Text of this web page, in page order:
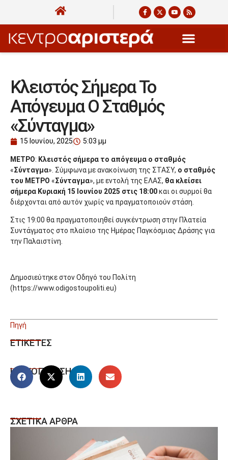
Κλειστός Σήμερα Το
Απόγευμα Ο Σταθμός
«Σύνταγμα»
15 Ιουνίου, 2025 5:03 μμ
ΜΕΤΡΟ: Κλειστός σήμερα το απόγευμα ο σταθμός
«Σύνταγμα». Σύμφωνα με ανακοίνωση της ΣΤΑΣΥ, ο σταθμός
του ΜΕΤΡΟ «Σύνταγμα», με εντολή της ΕΛΑΣ, θα κλείσει
σήμερα Κυριακή 15 Ιουνίου 2025 στις 18:00και οι συρμοί θα
διέρχονται από αυτόν χωρίς να πραγματοποιούν στάση.
Στις 19:00 θα πραγματοποιηθεί συγκέντρωση στην Πλατεία
Συντάγματος στο πλαίσιο της Ημέρας Παγκόσμιας Δράσης για
την Παλαιστίνη.
Δημοσιεύτηκε στον Οδηγό του Πολίτη
(https://www.odigostoupoliti.eu)
Πηγή
ΕΤΙΚΕΤΕΣ
ΚΟΙΝΟΠΟΙΗΣΗ
ΣΧΕΤΙΚΑ ΑΡΘΡΑ